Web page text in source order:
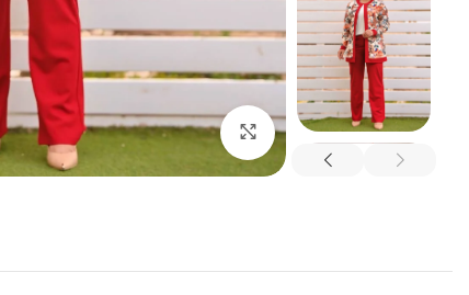
اضغط للتكبير